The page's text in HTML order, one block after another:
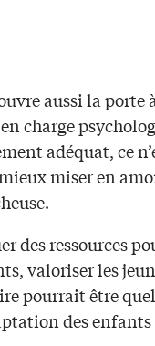
aussi la
charge
adéquat, ce
miser en
des ressources
valoriser les
pourrait être
des